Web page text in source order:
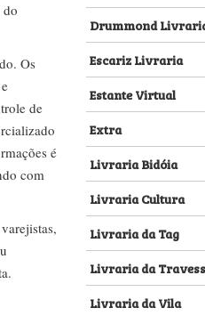
Os
de
é
com
Drummond
Escariz Livraria
Estante Virtual
Extra
Livraria Bidóia
Livraria Cultura
Livraria da Tag
Livraria da
Livraria da Vila